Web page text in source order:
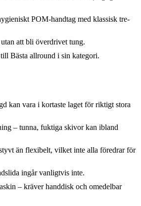
POM-handtag med klassisk tre-
att bli överdrivet tung.
Bästa allround i sin kategori.
kan vara i kortaste laget för riktigt stora
– tunna, fuktiga skivor kan ibland
än flexibelt, vilket inte alla föredrar för
ingår vanligtvis inte.
– kräver handdisk och omedelbar